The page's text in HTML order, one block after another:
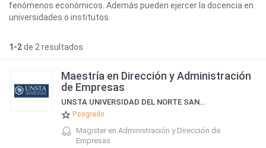
fenómenos económicos. Además pueden ejercer la docencia en
universidades o institutos.
1-2de 2 resultados
Maestría en Dirección y Administración
de Empresas
UNSTA UNIVERSIDAD DEL NORTE SANTO TOMÁS DE AQUINO
Posgrado
Magister en Administración y Dirección de
Empresas